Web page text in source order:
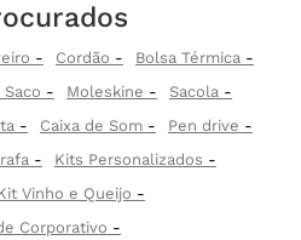
Cordão
Bolsa Térmica
Moleskine
Sacola
Caixa de Som
Pen drive
Kits Personalizados
Vinho e Queijo
Corporativo